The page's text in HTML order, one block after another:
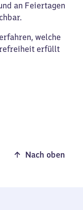
an Feiertagen
welche
erfüllt
Nach oben